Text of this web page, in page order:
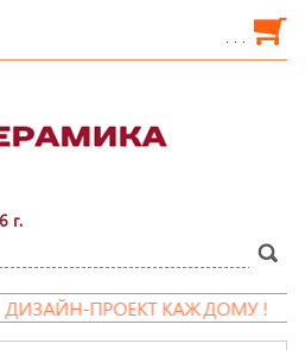
. . .
г.
ПРОЕКТ КАЖДОМУ !